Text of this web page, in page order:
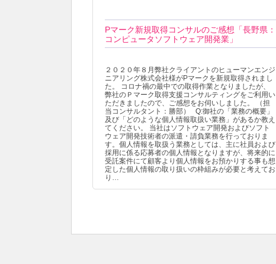
Pマーク新規取得コンサルのご感想「長野県：
コンピュータソフトウェア開発業」
２０２０年８月弊社クライアントのヒューマンエンジ
ニアリング株式会社様がPマークを新規取得されまし
た。 コロナ禍の最中での取得作業となりましたが、
弊社のＰマーク取得支援コンサルティングをご利用い
ただきましたので、ご感想をお伺いしました。 （担
当コンサルタント：勝部） Q:御社の「業務の概要」
及び「どのような個人情報取扱い業務」があるか教え
てください。 当社はソフトウェア開発およびソフト
ウェア開発技術者の派遣・請負業務を行っておりま
す。個人情報を取扱う業務としては、主に社員および
採用に係る応募者の個人情報となりますが、将来的に
受託案件にて顧客より個人情報をお預かりする事も想
定した個人情報の取り扱いの枠組みが必要と考えてお
り…